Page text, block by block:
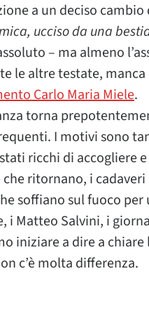
a un deciso
ucciso da una
– ma almeno
le altre testate,
Carlo Maria Miele.
torna
I motivi sono
ricchi di accogliere
ritornano, i
soffiano sul fuoco
i Matteo Salvini, i
iniziare a dire a
c’è molta differenza.